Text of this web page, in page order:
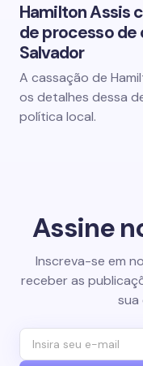
Hamilton Assis
de processo de
Salvador
A cassação de
os detalhes dessa
política local.
Assine
Inscreva-se em
receber as
sua